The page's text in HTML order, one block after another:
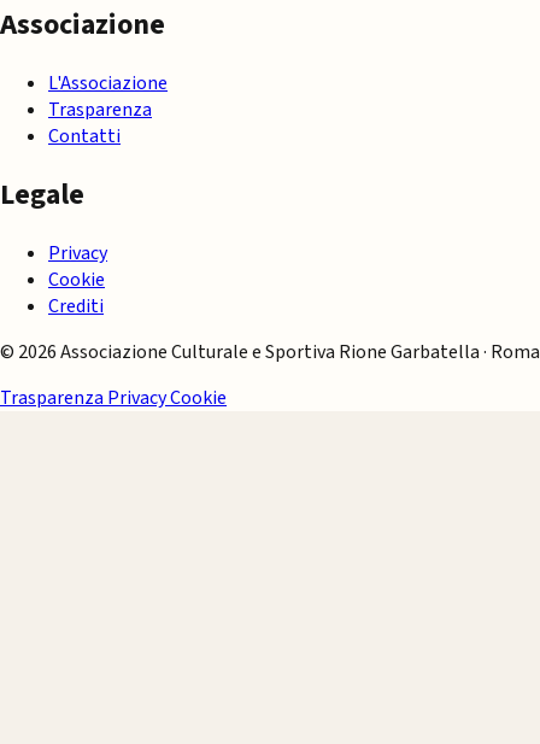
Associazione
L'Associazione
Trasparenza
Contatti
Legale
Privacy
Cookie
Crediti
© 2026 Associazione Culturale e Sportiva Rione Garbatella · Roma
Trasparenza PrivacyCookie